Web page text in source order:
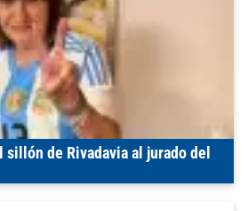
de Rivadavia al jurado del